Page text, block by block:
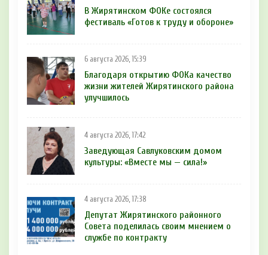
В Жирятинском ФОКе состоялся
фестиваль «Готов к труду и обороне»
6 августа 2026, 15:39
Благодаря открытию ФОКа качество
жизни жителей Жирятинского района
улучшилось
4 августа 2026, 17:42
Заведующая Савлуковским домом
культуры: «Вместе мы — сила!»
4 августа 2026, 17:38
Депутат Жирятинского районного
Совета поделилась своим мнением о
службе по контракту